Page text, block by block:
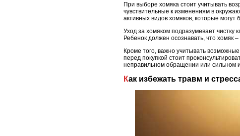
При выборе хомяка стоит учитывать
чувствительные к изменениям в
активных видов хомяков, которые
Уход за хомяком подразумевает чистку
Ребенок должен осознавать, что хомяк
Кроме того, важно учитывать
перед покупкой стоит
неправильном обращении или сильном
Как избежать травм и